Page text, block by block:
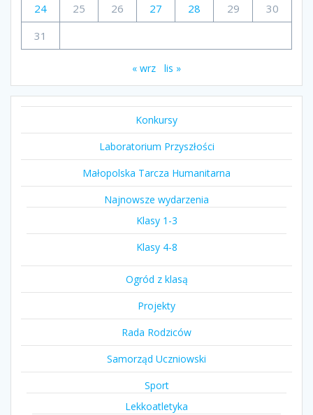
24
25 26 27 28 29
30
31
« wrz lis »
Konkursy
Laboratorium Przyszłości
Małopolska Tarcza Humanitarna
Najnowsze wydarzenia
Klasy 1-3
Klasy 4-8
Ogród z klasą
Projekty
Rada Rodziców
Samorząd Uczniowski
Sport
Lekkoatletyka